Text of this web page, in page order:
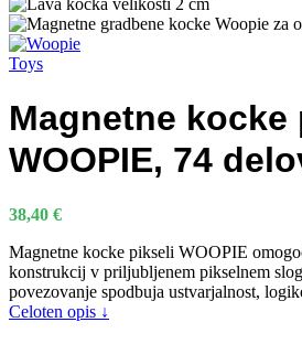
Magnetne kocke
WOOPIE, 74
38,40 €
Magnetne kocke pikseli WOOPIE
konstrukcij v priljubljenem pikselnem
povezovanje spodbuja ustvarjalnost,
Celoten opis ↓